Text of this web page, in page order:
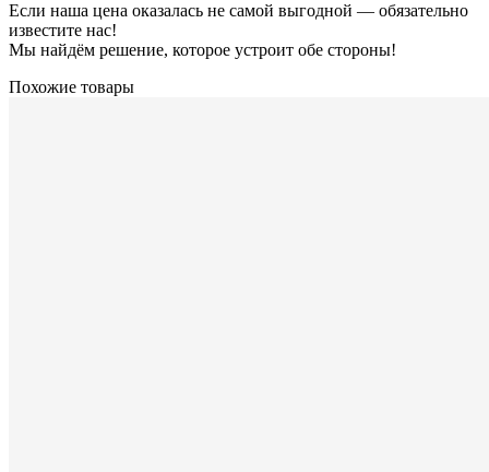
Если наша цена оказалась не самой выгодной — обязательно
известите нас!
Мы найдём решение, которое устроит обе стороны!
Похожие товары